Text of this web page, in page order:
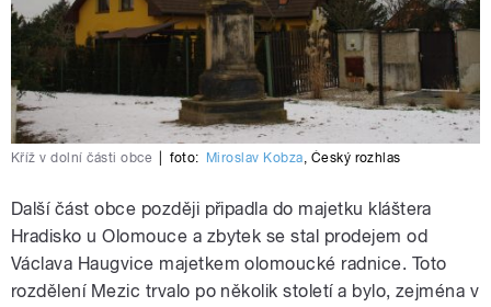
Kříž v dolní části obce foto: Miroslav Kobza, Český rozhlas
Další část obce později připadla do majetku kláštera
Hradisko u Olomouce a zbytek se stal prodejem od
Václava Haugvice majetkem olomoucké radnice. Toto
rozdělení Mezic trvalo po několik století a bylo, zejména v